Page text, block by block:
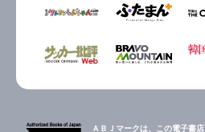
ＡＢＪマークは、この電子書